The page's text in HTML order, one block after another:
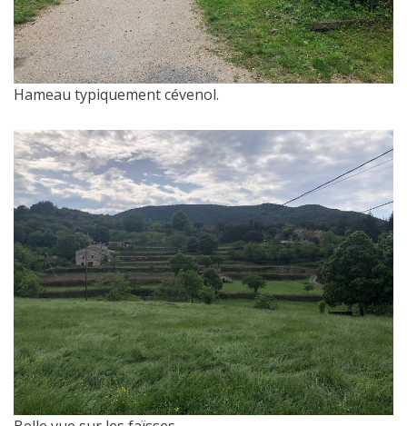
Hameau typiquement cévenol.